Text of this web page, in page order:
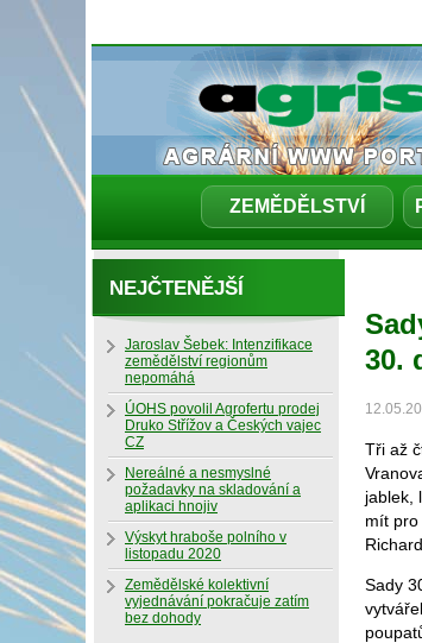
ZEMĚDĚLSTVÍ
30.
Tři až
jablek,
mít pro
Sady
NEJČTENĚJŠÍ
Jaroslav Šebek: Intenzifikace
zemědělství regionům
nepomáhá
ÚOHS povolil Agrofertu prodej
Druko Střížov a Českých vajec
CZ
Nereálné a nesmyslné
požadavky na skladování a
aplikaci hnojiv
Výskyt hraboše polního v
listopadu 2020
Zemědělské kolektivní
vyjednávání pokračuje zatím
bez dohody